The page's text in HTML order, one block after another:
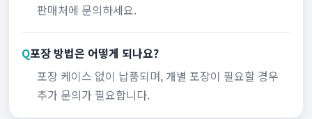
판매처에 문의하세요.
Q포장 방법은 어떻게 되나요?
포장 케이스 없이 납품되며, 개별 포장이 필요할 경우
추가 문의가 필요합니다.